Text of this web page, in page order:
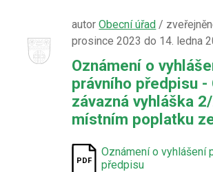
autorObecní úřad /
prosince 2023 do 14. ledna
Oznámení o
právního předpisu -
závazná vyhláška
místním poplatku
Oznámení o vyhlášení
předpisu